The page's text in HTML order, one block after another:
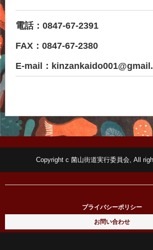
電話：0847-67-2391
FAX：0847-67-2380
E-mail：
Copyright c 菌山街道実行委員会, All
プライバシーポリシー
お問い合わせ